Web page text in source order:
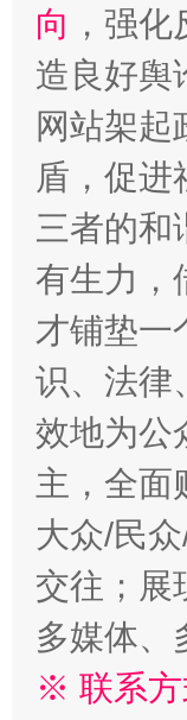
向 ，强
造良好舆
网站架起
盾，促进
三者的和
有生力，
才铺垫一
识、法律
效地为公
主，全面
大众/民
交往；展
多媒体、
※ 联系方